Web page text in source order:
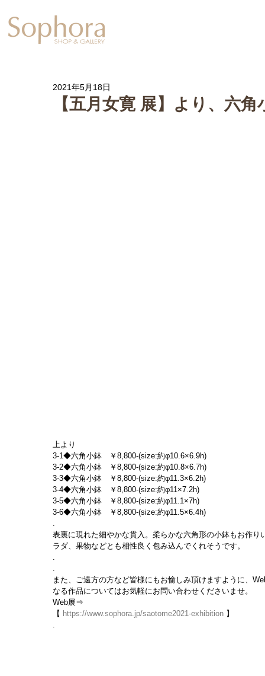
【五月女寛 展】より、六角
2021年5月18日
上より
3-1◆六角小鉢　￥8,800-(size:約φ10.6×6.9h)
3-2◆六角小鉢　￥8,800-(size:約φ10.8×6.7h)
3-3◆六角小鉢　￥8,800-(size:約φ11.3×6.2h)
3-4◆六角小鉢　￥8,800-(size:約φ11×7.2h)
3-5◆六角小鉢　￥8,800-(size:約φ11.1×7h)
3-6◆六角小鉢　￥8,800-(size:約φ11.5×6.4h)
.
表裏に現れた細やかな貫入。柔らかな六角形の小鉢もお作
ラダ、果物などとも相性良く包み込んでくれそうです。
.
.
また、ご遠方の方など皆様にもお愉しみ頂けますように、
なる作品についてはお気軽にお問い合わせくださいませ。
Web展⇒
【 https://www.sophora.jp/saotome2021-exhibition 】
.